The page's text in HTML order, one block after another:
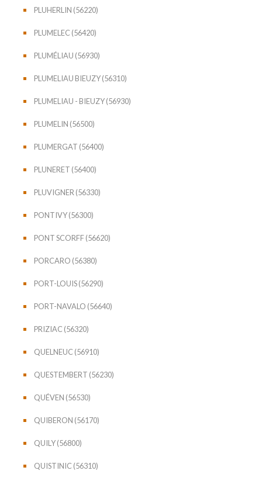
PLUHERLIN (56220)
PLUMELEC (56420)
PLUMÉLIAU (56930)
PLUMELIAU BIEUZY (56310)
PLUMELIAU - BIEUZY (56930)
PLUMELIN (56500)
PLUMERGAT (56400)
PLUNERET (56400)
PLUVIGNER (56330)
PONTIVY (56300)
PONT SCORFF (56620)
PORCARO (56380)
PORT-LOUIS (56290)
PORT-NAVALO (56640)
PRIZIAC (56320)
QUELNEUC (56910)
QUESTEMBERT (56230)
QUÉVEN (56530)
QUIBERON (56170)
QUILY (56800)
QUISTINIC (56310)